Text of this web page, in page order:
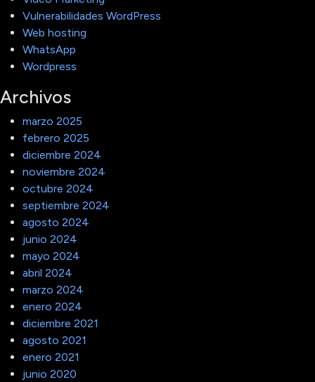
Vulnerabilidades WordPress
Web hosting
WhatsApp
Wordpress
Archivos
marzo 2025
febrero 2025
diciembre 2024
noviembre 2024
octubre 2024
septiembre 2024
agosto 2024
junio 2024
mayo 2024
abril 2024
marzo 2024
enero 2024
diciembre 2021
agosto 2021
enero 2021
junio 2020